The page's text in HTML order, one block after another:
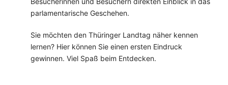
parlamentarische Geschehen.
Sie möchten den Thüringer Landtag näher kennen
lernen? Hier können Sie einen ersten Eindruck
gewinnen. Viel Spaß beim Entdecken.